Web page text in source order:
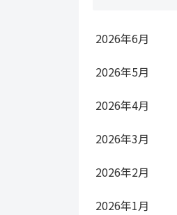
2026年6月
2026年5月
2026年4月
2026年3月
2026年2月
2026年1月